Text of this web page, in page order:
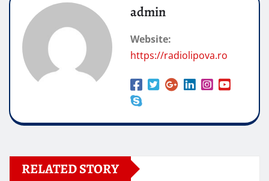
admin
Website:
https://radiolipova.ro
RELATED STORY